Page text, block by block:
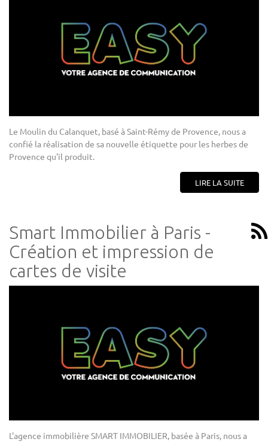
Le Moulin du Calanquet, basé à Saint-Rémy de Provence, nous a
confié la réalisation de sa nouvelle étiquette pour les herbes de
Provence qu'il produit.
LIRE LA SUITE
Smart Immobilier à Paris -
Création et impression de
cartes de visite
L'agence immobilière SMART IMMOBILIER, basée à Paris, nous a